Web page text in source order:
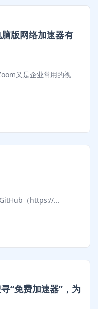
版网络加速器有
又是企业常用的视
（https://...
“免费加速器”，为